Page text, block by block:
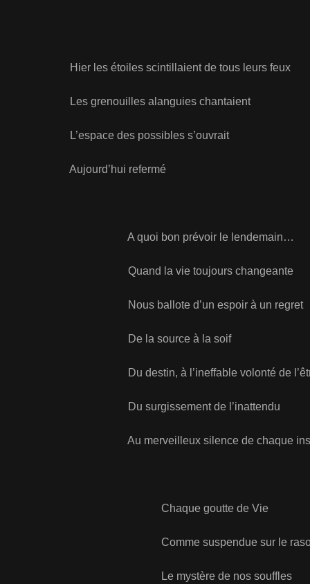
Hier les étoiles scintillaient de tous leurs feux
Les grenouilles alanguies chantaient
L’espace des possibles s’ouvrait
Aujourd’hui refermé
A quoi bon prévoir le lendemain…
Quand la vie toujours changeante
Nous ballote d’un espoir à un regret
De la source à la soif
Du destin, à l’ineffable volonté de
Du surgissement de l’inattendu
Au merveilleux silence de chaque
Chaque goutte de Vie
Comme suspendue sur le rasoir
Le mystère de nos souffles